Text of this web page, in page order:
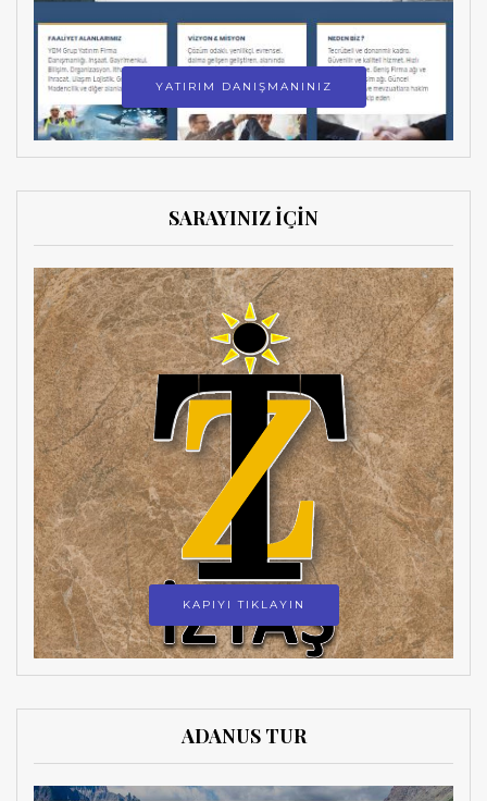
YATIRIM DANIŞMANINIZ
SARAYINIZ İÇİN
KAPIYI TIKLAYIN
ADANUS TUR